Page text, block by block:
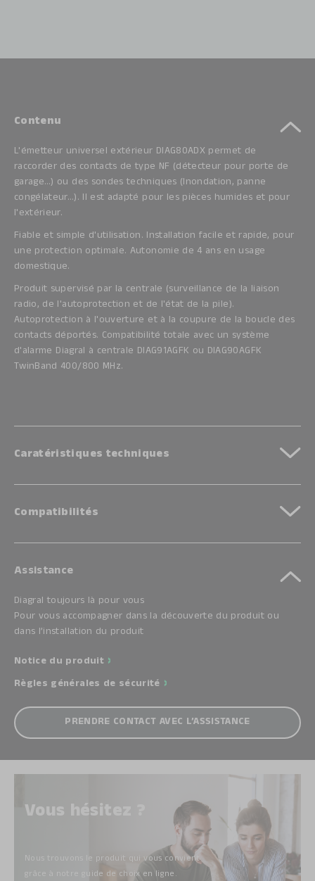
Contenu
L'émetteur universel extérieur DIAG80ADX permet de
raccorder des contacts de type NF (détecteur pour porte de
garage…) ou des sondes techniques (Inondation, panne
congélateur…). Il est adapté pour les pièces humides et pour
l'extérieur.
Fiable et simple d'utilisation. Installation facile et rapide, pour
une protection optimale. Autonomie de 4 ans en usage
domestique.
Produit supervisé par la centrale (surveillance de la liaison
radio, de l'autoprotection et de l'état de la pile).
Autoprotection à l'ouverture et à la coupure de la boucle des
contacts déportés. Compatibilité totale avec un système
d'alarme Diagral à centrale DIAG91AGFK ou DIAG90AGFK
TwinBand 400/800 MHz.
Caratéristiques techniques
Compatibilités
Assistance
Diagral toujours là pour vous
Pour vous accompagner dans la découverte du produit ou
dans l’installation du produit
Notice du produit
Règles générales de sécurité
PRENDRE CONTACT AVEC L’ASSISTANCE
Vous hésitez ?
Nous trouvons le produit qui vous convient
grâce à notre guide de choix en ligne.